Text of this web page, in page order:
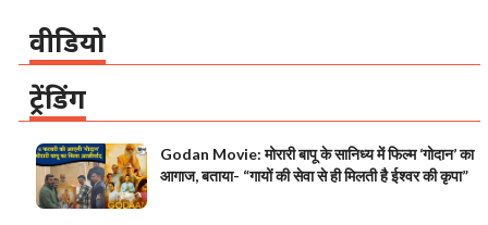
वीडियो
ट्रेंडिंग
Godan Movie: मोरारी बापू के सानिध्य में फिल्म ‘गोदान’ का
आगाज, बताया- “गायों की सेवा से ही मिलती है ईश्वर की कृपा”